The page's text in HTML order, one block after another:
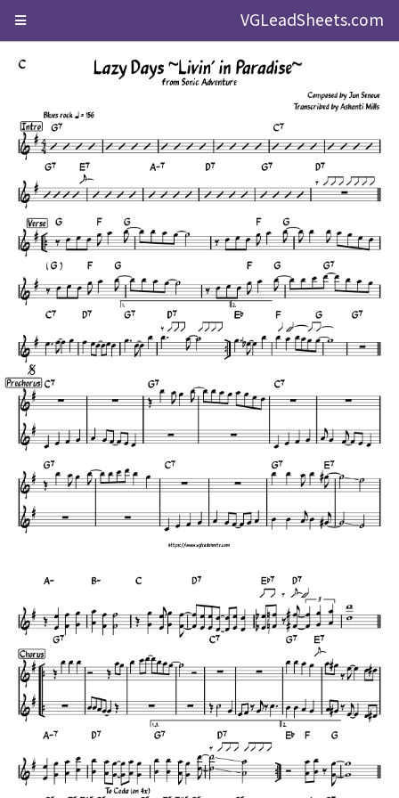
VGLeadSheets.com